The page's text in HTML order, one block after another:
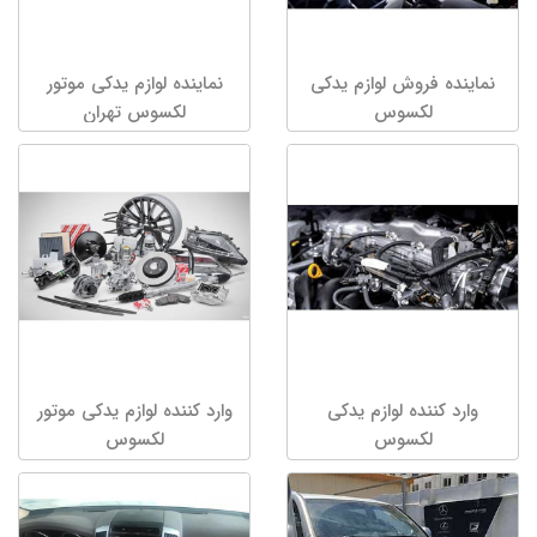
نماینده فروش لوازم یدکی
لکسوس
نماینده لوازم یدکی موتور
لکسوس تهران
وارد کننده لوازم یدکی
لکسوس
وارد کننده لوازم یدکی موتور
لکسوس